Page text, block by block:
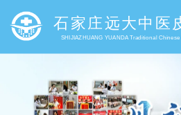
石家庄远大中医
SHIJIAZHUANG YUANDA Traditional